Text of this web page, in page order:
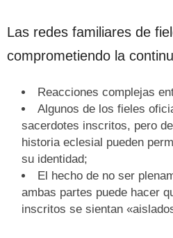
Las redes familiares de
comprometiendo la
Reacciones complejas
Algunos de los fieles
sacerdotes inscritos, pero
historia eclesial pueden
su identidad;
El hecho de no ser
ambas partes puede hacer
inscritos se sientan